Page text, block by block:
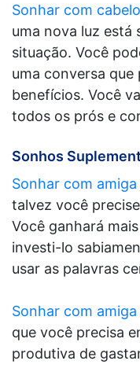
Sonhar com
uma nova luz está
situação. Você
uma conversa
benefícios. Você
todos os prós e
Sonhos
Sonhar com
talvez você
Você ganhará
investi-lo
usar as palavras
Sonhar com
que você precisa
produtiva de